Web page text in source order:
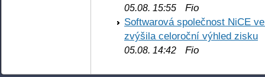
05.08. 15:55 Fio
Softwarová společnost NiCE
zvýšila celoroční výhled zisku
05.08. 14:42 Fio